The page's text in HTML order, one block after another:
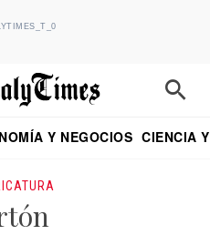
Y NEGOCIOS CIENCIA